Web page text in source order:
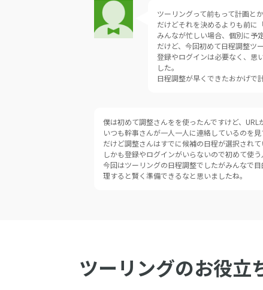
ツーリングって前もって計画と
だけどそれを決めるよりも前に
みんなが忙しい場合、個別に予
だけど、今回初めて日程調整ツ
登録やログインは必要なく、思
した。
日程調整が早くできたおかげで
僕は初めて調整さんをを使ったんですけど、URL
いつも幹事さんが一人一人に連絡しているのを
だけど調整さんはすでに候補の日程が選択され
しかも登録やログインがいらないので初めて使
今回はツーリングの日程調整でしたがみんなで
理すると賢く準備できるなと思いましたね。
ツーリングのお役立